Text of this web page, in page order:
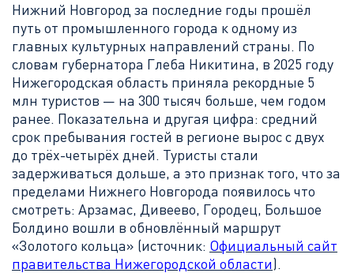
Нижний Новгород за последние годы прошёл
путь от промышленного города к одному из
главных культурных направлений страны. По
словам губернатора Глеба Никитина, в 2025 году
Нижегородская область приняла рекордные 5
млн туристов — на 300 тысяч больше, чем годом
ранее. Показательна и другая цифра: средний
срок пребывания гостей в регионе вырос с двух
до трёх-четырёх дней. Туристы стали
задерживаться дольше, а это признак того, что за
пределами Нижнего Новгорода появилось что
смотреть: Арзамас, Дивеево, Городец, Большое
Болдино вошли в обновлённый маршрут
«Золотого кольца» (источник: Официальный сайт
правительства Нижегородской области).